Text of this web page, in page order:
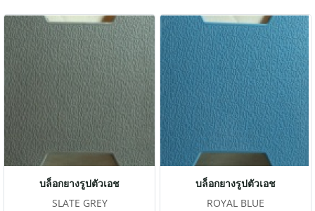
บล็อกยางรูปตัวเอช
SLATE GREY
บล็อกยางรูปตัวเอช
ROYAL BLUE